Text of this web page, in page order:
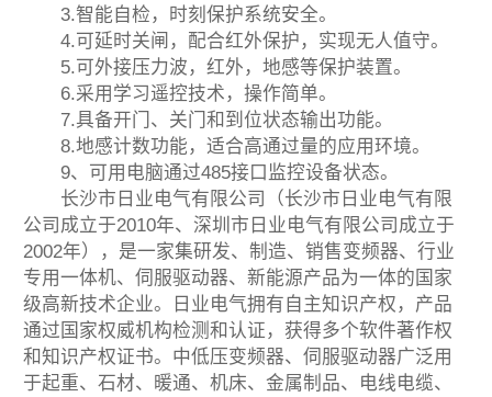
3.智能自检，时刻保护系统安全。
4.可延时关闸，配合红外保护，实现无人值守。
5.可外接压力波，红外，地感等保护装置。
6.采用学习遥控技术，操作简单。
7.具备开门、关门和到位状态输出功能。
8.地感计数功能，适合高通过量的应用环境。
9、可用电脑通过485接口监控设备状态。
长沙市日业电气有限公司（长沙市日业电气有限
公司成立于2010年、深圳市日业电气有限公司成立于
2002年），是一家集研发、制造、销售变频器、行业
专用一体机、伺服驱动器、新能源产品为一体的国家
级高新技术企业。日业电气拥有自主知识产权，产品
通过国家权威机构检测和认证，获得多个软件著作权
和知识产权证书。中低压变频器、伺服驱动器广泛用
于起重、石材、暖通、机床、金属制品、电线电缆、